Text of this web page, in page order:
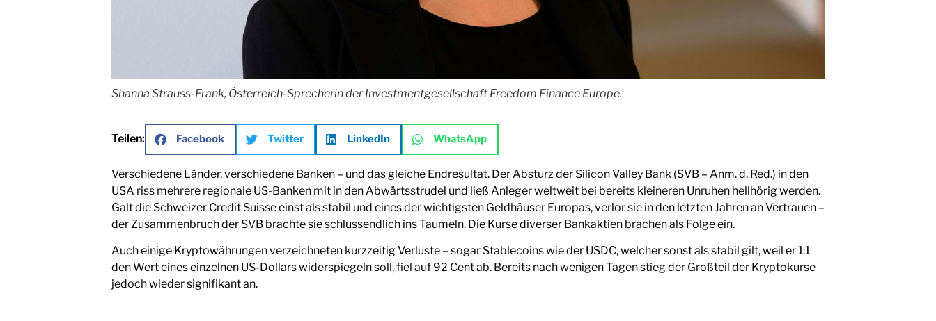
Shanna Strauss-Frank, Österreich-Sprecherin der Investmentgesellschaft Freedom Finance Europe.
Teilen: Facebook Twitter LinkedIn WhatsApp
Verschiedene Länder, verschiedene Banken – und das gleiche Endresultat. Der Absturz der Silicon Valley Bank (SVB – Anm. d. Red.) in den
USA riss mehrere regionale US-Banken mit in den Abwärtsstrudel und ließ Anleger weltweit bei bereits kleineren Unruhen hellhörig werden.
Galt die Schweizer Credit Suisse einst als stabil und eines der wichtigsten Geldhäuser Europas, verlor sie in den letzten Jahren an Vertrauen –
der Zusammenbruch der SVB brachte sie schlussendlich ins Taumeln. Die Kurse diverser Bankaktien brachen als Folge ein.
Auch einige Kryptowährungen verzeichneten kurzzeitig Verluste – sogar Stablecoins wie der USDC, welcher sonst als stabil gilt, weil er 1:1
den Wert eines einzelnen US-Dollars widerspiegeln soll, fiel auf 92 Cent ab. Bereits nach wenigen Tagen stieg der Großteil der Kryptokurse
jedoch wieder signifikant an.